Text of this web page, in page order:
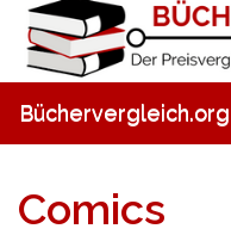
Skip
content
Büchervergleich.org
Comics